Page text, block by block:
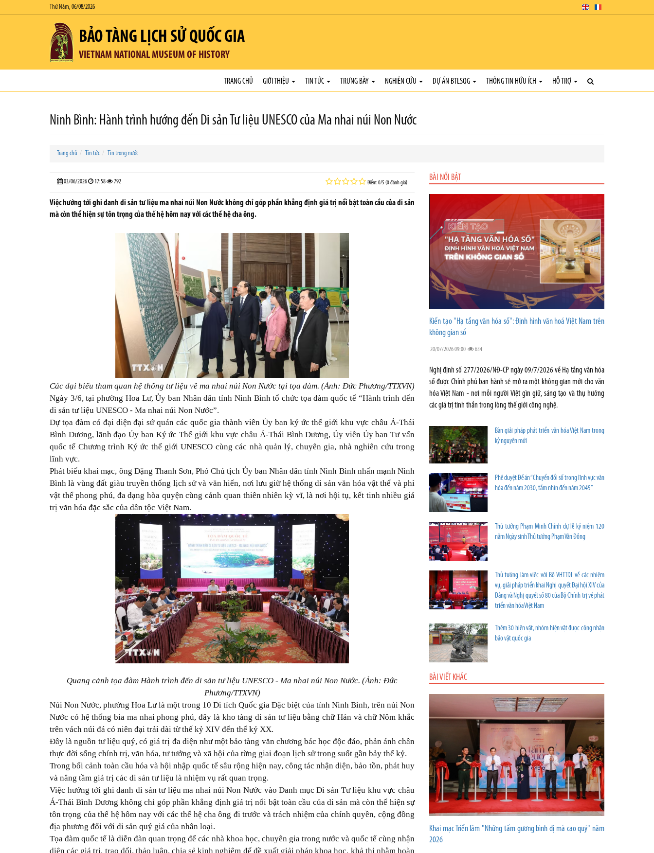
Thứ Năm, 06/08/2026
BẢO TÀNG LỊCH SỬ QUỐC GIA
VIETNAM NATIONAL MUSEUM OF HISTORY
TRANG CHỦ GIỚI THIỆU TIN TỨC TRƯNG BÀY NGHIÊN CỨU DỰ ÁN BTLSQG THÔNG TIN HỮU ÍCH HỖ TRỢ
Ninh Bình: Hành trình hướng đến Di sản Tư liệu UNESCO của Ma nhai núi Non Nước
Trang chủ Tin tức Tin trong nước
03/06/2026 17:58 792 Điểm: 0/5 (0 đánh giá)
Việc hướng tới ghi danh di sản tư liệu ma nhai núi Non Nước không chỉ góp phần khẳng định giá trị nổi bật toàn cầu của di sản
mà còn thể hiện sự tôn trọng của thế hệ hôm nay với các thế hệ cha ông.
Các đại biểu tham quan hệ thống tư liệu về ma nhai núi Non Nước tại tọa đàm. (Ảnh: Đức Phương/TTXVN)
Ngày 3/6, tại phường Hoa Lư, Ủy ban Nhân dân tỉnh Ninh Bình tổ chức tọa đàm quốc tế “Hành trình đến
di sản tư liệu UNESCO - Ma nhai núi Non Nước”.
Dự tọa đàm có đại diện đại sứ quán các quốc gia thành viên Ủy ban ký ức thế giới khu vực châu Á-Thái
Bình Dương, lãnh đạo Ủy ban Ký ức Thế giới khu vực châu Á-Thái Bình Dương, Ủy viên Ủy ban Tư vấn
quốc tế Chương trình Ký ức thế giới UNESCO cùng các nhà quản lý, chuyên gia, nhà nghiên cứu trong
lĩnh vực.
Phát biểu khai mạc, ông Đặng Thanh Sơn, Phó Chủ tịch Ủy ban Nhân dân tỉnh Ninh Bình nhấn mạnh Ninh
Bình là vùng đất giàu truyền thống lịch sử và văn hiến, nơi lưu giữ hệ thống di sản văn hóa vật thể và phi
vật thể phong phú, đa dạng hòa quyện cùng cảnh quan thiên nhiên kỳ vĩ, là nơi hội tụ, kết tinh nhiều giá
trị văn hóa đặc sắc của dân tộc Việt Nam.
Quang cảnh tọa đàm Hành trình đến di sản tư liệu UNESCO - Ma nhai núi Non Nước. (Ảnh: Đức
Phương/TTXVN)
Núi Non Nước, phường Hoa Lư là một trong 10 Di tích Quốc gia Đặc biệt của tỉnh Ninh Bình, trên núi Non
Nước có hệ thống bia ma nhai phong phú, đây là kho tàng di sản tư liệu bằng chữ Hán và chữ Nôm khắc
trên vách núi đá có niên đại trải dài từ thế kỷ XIV đến thế kỷ XX.
Đây là nguồn tư liệu quý, có giá trị đa diện như một bảo tàng văn chương bác học độc đáo, phản ánh chân
thực đời sống chính trị, văn hóa, tư tưởng và xã hội của từng giai đoạn lịch sử trong suốt gần bảy thế kỷ.
Trong bối cảnh toàn cầu hóa và hội nhập quốc tế sâu rộng hiện nay, công tác nhận diện, bảo tồn, phát huy
và nâng tầm giá trị các di sản tư liệu là nhiệm vụ rất quan trọng.
Việc hướng tới ghi danh di sản tư liệu ma nhai núi Non Nước vào Danh mục Di sản Tư liệu khu vực châu
Á-Thái Bình Dương không chỉ góp phần khẳng định giá trị nổi bật toàn cầu của di sản mà còn thể hiện sự
tôn trọng của thế hệ hôm nay với các thế hệ cha ông đi trước và trách nhiệm của chính quyền, cộng đồng
địa phương đối với di sản quý giá của nhân loại.
Tọa đàm quốc tế là diễn đàn quan trọng để các nhà khoa học, chuyên gia trong nước và quốc tế cùng nhận
diện các giá trị, trao đổi, thảo luận, chia sẻ kinh nghiệm để đề xuất giải pháp khoa học, khả thi nhằm hoàn
BÀI NỔI BẬT
Kiến tạo "Hạ tầng văn hóa số": Định hình văn hoá Việt Nam trên
không gian số
20/07/2026 09:00 634
Nghị định số 277/2026/NĐ-CP ngày 09/7/2026 về Hạ tầng văn hóa
số được Chính phủ ban hành sẽ mở ra một không gian mới cho văn
hóa Việt Nam - nơi mỗi người Việt gìn giữ, sáng tạo và thụ hưởng
các giá trị tinh thần trong lòng thế giới công nghệ.
Bàn giải pháp phát triển văn hóa Việt Nam trong
kỷ nguyên mới
Phê duyệt Đề án “Chuyển đổi số trong lĩnh vực văn
hóa đến năm 2030, tầm nhìn đến năm 2045”
Thủ tướng Phạm Minh Chính dự lễ kỷ niệm 120
năm Ngày sinh Thủ tướng Phạm Văn Đồng
Thủ tướng làm việc với Bộ VHTTDL về các nhiệm
vụ, giải pháp triển khai Nghị quyết Đại hội XIV của
Đảng và Nghị quyết số 80 của Bộ Chính trị về phát
triển văn hóa Việt Nam
Thêm 30 hiện vật, nhóm hiện vật được công nhận
bảo vật quốc gia
BÀI VIẾT KHÁC
Khai mạc Triển lãm "Những tấm gương bình dị mà cao quý" năm
2026